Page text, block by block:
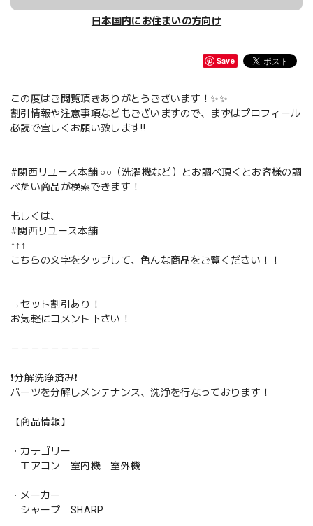
日本国内にお住まいの方向け
Save
この度はご閲覧頂きありがとうございます！✨✨
割引情報や注意事項などもございますので、まずはプロフィール
必読で宜しくお願い致します‼️
#関西リユース本舗 ○○（洗濯機など）とお調べ頂くとお客様の調
べたい商品が検索できます！
もしくは、
#関西リユース本舗
↑↑↑
こちらの文字をタップして、色んな商品をご覧ください！！
→セット割引あり！
お気軽にコメント下さい！
－－－－－－－－－
❗️分解洗浄済み❗️
パーツを分解しメンテナンス、洗浄を行なっております！
【商品情報】
・カテゴリー
エアコン 室内機 室外機
・メーカー
シャープ SHARP